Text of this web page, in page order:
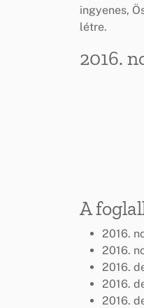
ingyenes,
létre.
2016.
A
2016.
2016.
2016.
2016.
2016.